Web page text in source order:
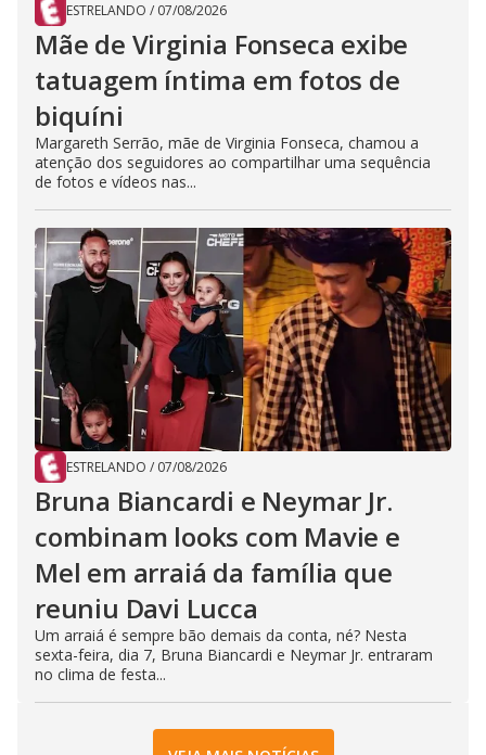
ESTRELANDO / 07/08/2026
Mãe de Virginia Fonseca exibe
tatuagem íntima em fotos de
biquíni
Margareth Serrão, mãe de Virginia Fonseca, chamou a
atenção dos seguidores ao compartilhar uma sequência
de fotos e vídeos nas...
ESTRELANDO / 07/08/2026
Bruna Biancardi e Neymar Jr.
combinam looks com Mavie e
Mel em arraiá da família que
reuniu Davi Lucca
Um arraiá é sempre bão demais da conta, né? Nesta
sexta-feira, dia 7, Bruna Biancardi e Neymar Jr. entraram
no clima de festa...